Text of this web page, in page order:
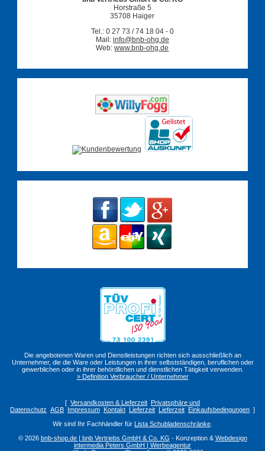
Horstraße 5
35708 Haiger
Tel.: 0 27 73 / 74 18 04 - 0
Mail: info@bnb-ohg.de
Web:www.bnb-ohg.de
Die angebotenen Waren und Dienstleistungen richten sich ausschließlich an
Unternehmer, die die Ware oder Leistungen in ihrer selbstständigen, beruflichen oder
gewerblichen oder in ihrer behördlichen und dienstlichen Tätigkeit verwenden.
» Definition Verbraucher / Unternehmer
[ Versandkosten & Lieferzeit
Privatsphäre und
Datenschutz AGB Impressum Kontakt Lieferzeit Lieferzeit Einkaufsbedingungen ]
Wir sind Ihr Fachhändler für
Lista Schubladenschränke
© 2026 bnb-shop.de | bnb Vertriebs GmbH & Co. KG - Konzeption & Webdesign
intermedia Peters GmbH | Werbeagentur